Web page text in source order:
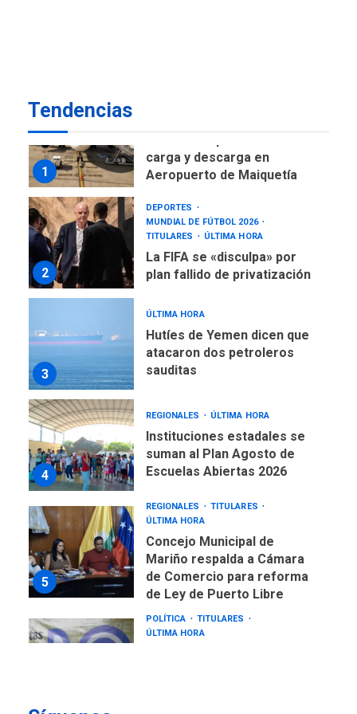
Tendencias
1
carga y descarga en
Aeropuerto de Maiquetía
2
DEPORTES
MUNDIAL DE FÚTBOL 2026
TITULARES
ÚLTIMA HORA
La FIFA se «disculpa» por
plan fallido de privatización
3
ÚLTIMA HORA
Hutíes de Yemen dicen que
atacaron dos petroleros
sauditas
4
REGIONALES ÚLTIMA HORA
Instituciones estadales se
suman al Plan Agosto de
Escuelas Abiertas 2026
5
REGIONALES
TITULARES
ÚLTIMA HORA
Concejo Municipal de
Mariño respalda a Cámara
de Comercio para reforma
de Ley de Puerto Libre
POLÍTICA
TITULARES
ÚLTIMA HORA